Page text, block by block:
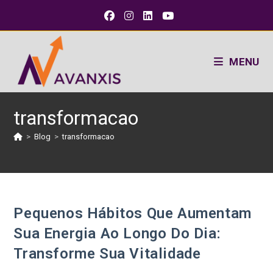
MENU
transformacao
> Blog > transformacao
Pequenos Hábitos Que Aumentam
Sua Energia Ao Longo Do Dia:
Transforme Sua Vitalidade